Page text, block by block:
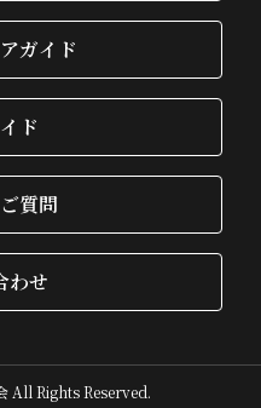
ガイド
ド
質問
わせ
All Rights Reserved.